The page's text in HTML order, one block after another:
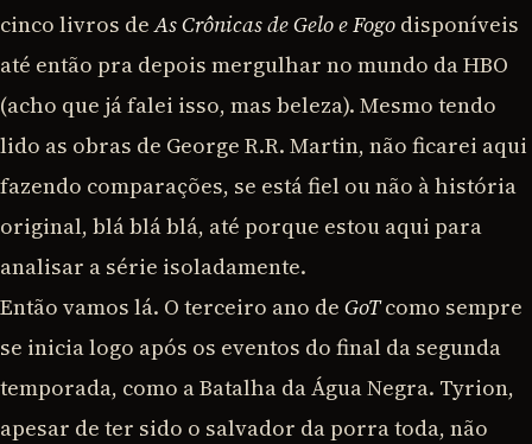
cinco livros deAs Crônicas de Gelo e Fogo disponíveis
até então pra depois mergulhar no mundo da HBO
(acho que já falei isso, mas beleza). Mesmo tendo
lido as obras de George R.R. Martin, não ficarei aqui
fazendo comparações, se está fiel ou não à história
original, blá blá blá, até porque estou aqui para
analisar a série isoladamente.
Então vamos lá. O terceiro ano de GoTcomo sempre
se inicia logo após os eventos do final da segunda
temporada, como a Batalha da Água Negra. Tyrion,
apesar de ter sido o salvador da porra toda, não